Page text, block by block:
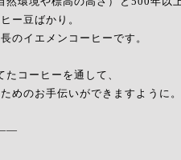
ー豆ばかり。
のイエメンコーヒーです。
コーヒーを通して、
めのお手伝いができますように。